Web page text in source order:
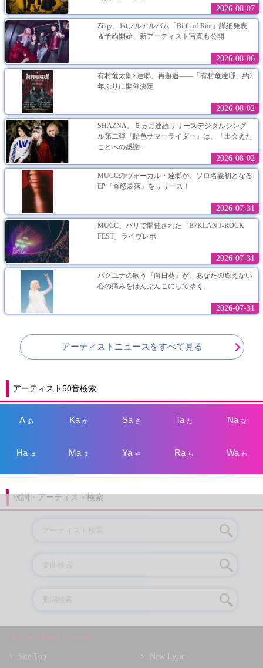
2026-08-07
Zilqy、1stフルアルバム「Birth of Riot」詳細発表
＆予約開始、新アーティスト写真も公開
2026-08-06
有村竜太朗×逹瑯、再邂逅――「有村竜逹瑯」約2
年ぶりに開催決定
2026-08-02
SHAZNA、６ヵ月連続リリースデジタルシング
ル第二弾『飴色サマーライダー』は、「出会えた
ことへの感謝...
2026-08-02
MUCCのヴォーカル・逹瑯が、ソロ名義初となる
EP『奇怒哀落』をリリース！
2026-07-31
MUCC、パリで開催された［B7KLAN J-ROCK
FEST］ライヴレポ
2026-07-31
パクユナの歌う『向日葵』が、あなたの癒えない
心の痛みをはんぶんこにしてゆく。
2026-07-31
アーティストニュースをすべて見る
アーティスト50音検索
A あ Kaか Sa さ Taた Na な
Haは Ma ま Yaや Ra ら Wa わ
歌詞・アーティスト検索
ROCK LYRIC Contents
Site Top New Lyric